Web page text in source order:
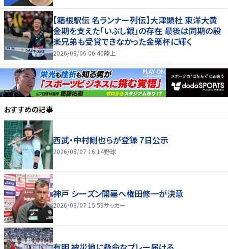
【箱根駅伝 名ランナー列伝】大津顕杜 東洋大黄
金期を支えた「いぶし銀」の存在 最後は同期の設
楽兄弟も受賞できなかった金栗杯に輝く
2026/08/06 06:40陸上
おすすめの記事
西武・中村剛也らが登録 7日公示
2026/08/07 16:14野球
神戸 シーズン開幕へ権田修一が決意
2026/08/07 15:59サッカー